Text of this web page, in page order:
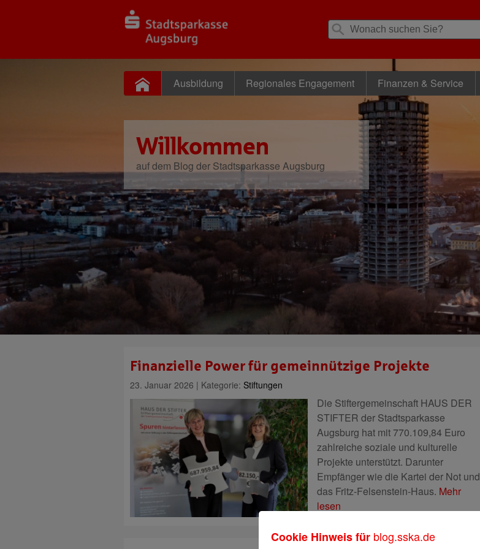
Ausbildung Regionales Engagement Finanzen & Service
Willkommen
auf dem Blog der Stadtsparkasse Augsburg
Finanzielle Power für gemeinnützige Projekte
23. Januar 2026 | Kategorie: Stiftungen
Die Stiftergemeinschaft HAUS DER
STIFTER der Stadtsparkasse
Augsburg hat mit 770.109,84 Euro
zahlreiche soziale und kulturelle
Projekte unterstützt. Darunter
Empfänger wie die Kartei der Not und
das Fritz-Felsenstein-Haus. Mehr
lesen
Cookie Hinweis für blog.sska.de